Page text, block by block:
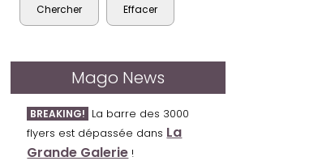
Mago News
BREAKING! La barre des 3000
flyers est dépassée dans La
Grande Galerie !